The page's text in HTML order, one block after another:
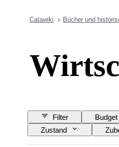
Catawiki Bücher und
Filter Budget
Zustand